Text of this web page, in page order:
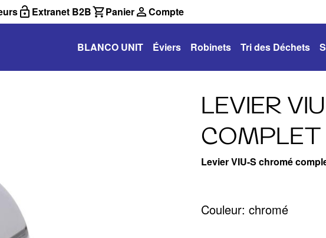
Extranet B2B Panier Compte
BLANCO UNIT Éviers Robinets Tri des Déchets
LEVIER
COMPLET
Levier VIU-S chromé
Couleur: chromé